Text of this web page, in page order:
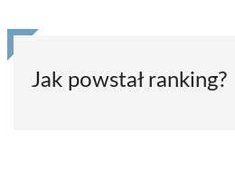
Jak powstał ranking?